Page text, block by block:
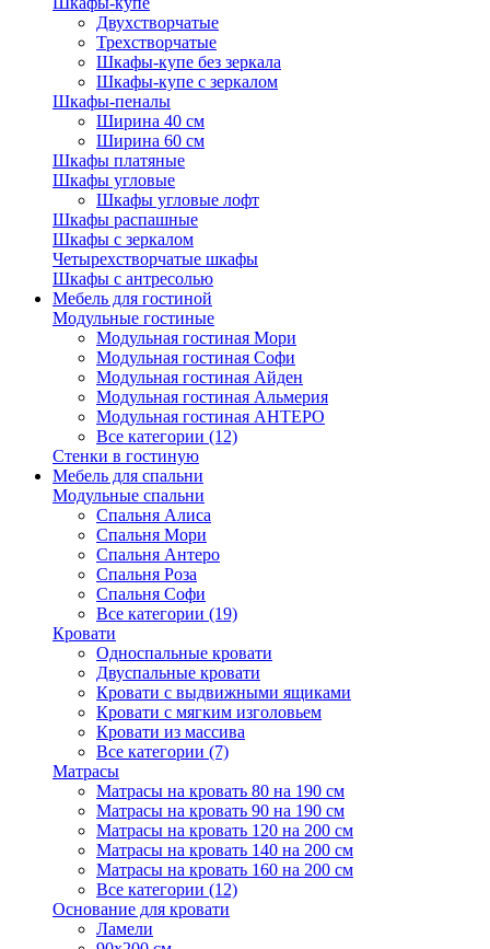
Двухстворчатые
Трехстворчатые
Шкафы-купе без зеркала
Шкафы-купе с зеркалом
Шкафы-пеналы
Ширина 40 см
Ширина 60 см
Шкафы платяные
Шкафы угловые
Шкафы угловые лофт
Шкафы распашные
Шкафы с зеркалом
Четырехстворчатые шкафы
Шкафы с антресолью
Мебель для гостиной
Модульные гостиные
Модульная гостиная Мори
Модульная гостиная Софи
Модульная гостиная Айден
Модульная гостиная Альмерия
Модульная гостиная АНТЕРО
Все категории (12)
Стенки в гостиную
Мебель для спальни
Модульные спальни
Спальня Алиса
Спальня Мори
Спальня Антеро
Спальня Роза
Спальня Софи
Все категории (19)
Кровати
Односпальные кровати
Двуспальные кровати
Кровати с выдвижными ящиками
Кровати с мягким изголовьем
Кровати из массива
Все категории (7)
Матрасы
Матрасы на кровать 80 на 190 см
Матрасы на кровать 90 на 190 см
Матрасы на кровать 120 на 200 см
Матрасы на кровать 140 на 200 см
Матрасы на кровать 160 на 200 см
Все категории (12)
Основание для кровати
Ламели